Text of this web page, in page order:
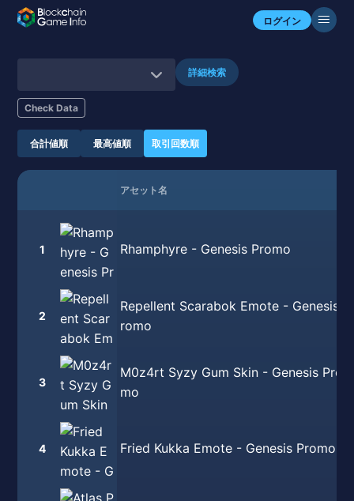
ログイン
詳細検索
Check Data
合計値順 最高値順 取引回数順
アセット名
1 Rhamphyre - Genesis Promo
2
Repellent Scarabok Emote - Genesis P
romo
3
M0z4rt Syzy Gum Skin - Genesis Pro
mo
4 Fried Kukka Emote - Genesis Promo